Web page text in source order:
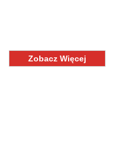
Zobacz Więcej